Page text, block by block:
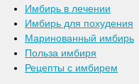
Имбирь в лечении
Имбирь для похудения
Маринованный имбирь
Польза имбиря
Рецепты с имбирем